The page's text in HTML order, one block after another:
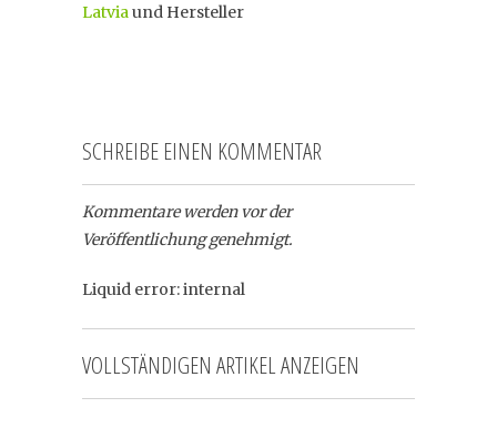
Latvia und Hersteller
SCHREIBE EINEN KOMMENTAR
Kommentare werden vor der
Veröffentlichung genehmigt.
Liquid error: internal
VOLLSTÄNDIGEN ARTIKEL ANZEIGEN